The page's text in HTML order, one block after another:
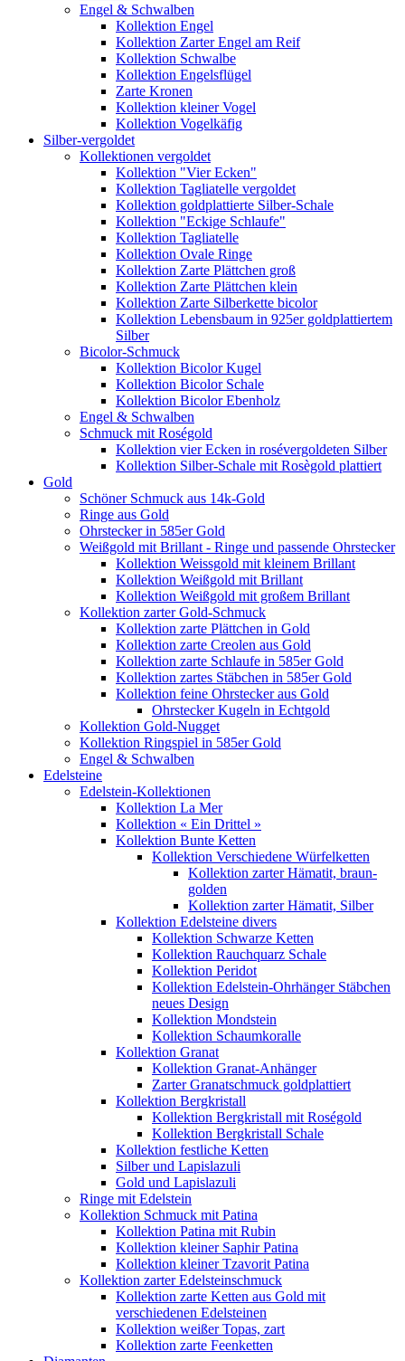
Engel & Schwalben
Kollektion Engel
Kollektion Zarter Engel am Reif
Kollektion Schwalbe
Kollektion Engelsflügel
Zarte Kronen
Kollektion kleiner Vogel
Kollektion Vogelkäfig
Silber-vergoldet
Kollektionen vergoldet
Kollektion "Vier Ecken"
Kollektion Tagliatelle vergoldet
Kollektion goldplattierte Silber-Schale
Kollektion "Eckige Schlaufe"
Kollektion Tagliatelle
Kollektion Ovale Ringe
Kollektion Zarte Plättchen groß
Kollektion Zarte Plättchen klein
Kollektion Zarte Silberkette bicolor
Kollektion Lebensbaum in 925er goldplattiertem
Silber
Bicolor-Schmuck
Kollektion Bicolor Kugel
Kollektion Bicolor Schale
Kollektion Bicolor Ebenholz
Engel & Schwalben
Schmuck mit Roségold
Kollektion vier Ecken in rosévergoldeten Silber
Kollektion Silber-Schale mit Rosègold plattiert
Gold
Schöner Schmuck aus 14k-Gold
Ringe aus Gold
Ohrstecker in 585er Gold
Weißgold mit Brillant - Ringe und passende Ohrstecker
Kollektion Weissgold mit kleinem Brillant
Kollektion Weißgold mit Brillant
Kollektion Weißgold mit großem Brillant
Kollektion zarter Gold-Schmuck
Kollektion zarte Plättchen in Gold
Kollektion zarte Creolen aus Gold
Kollektion zarte Schlaufe in 585er Gold
Kollektion zartes Stäbchen in 585er Gold
Kollektion feine Ohrstecker aus Gold
Ohrstecker Kugeln in Echtgold
Kollektion Gold-Nugget
Kollektion Ringspiel in 585er Gold
Engel & Schwalben
Edelsteine
Edelstein-Kollektionen
Kollektion La Mer
Kollektion « Ein Drittel »
Kollektion Bunte Ketten
Kollektion Verschiedene Würfelketten
Kollektion zarter Hämatit, braun-
golden
Kollektion zarter Hämatit, Silber
Kollektion Edelsteine divers
Kollektion Schwarze Ketten
Kollektion Rauchquarz Schale
Kollektion Peridot
Kollektion Edelstein-Ohrhänger Stäbchen
neues Design
Kollektion Mondstein
Kollektion Schaumkoralle
Kollektion Granat
Kollektion Granat-Anhänger
Zarter Granatschmuck goldplattiert
Kollektion Bergkristall
Kollektion Bergkristall mit Roségold
Kollektion Bergkristall Schale
Kollektion festliche Ketten
Silber und Lapislazuli
Gold und Lapislazuli
Ringe mit Edelstein
Kollektion Schmuck mit Patina
Kollektion Patina mit Rubin
Kollektion kleiner Saphir Patina
Kollektion kleiner Tzavorit Patina
Kollektion zarter Edelsteinschmuck
Kollektion zarte Ketten aus Gold mit
verschiedenen Edelsteinen
Kollektion weißer Topas, zart
Kollektion zarte Feenketten